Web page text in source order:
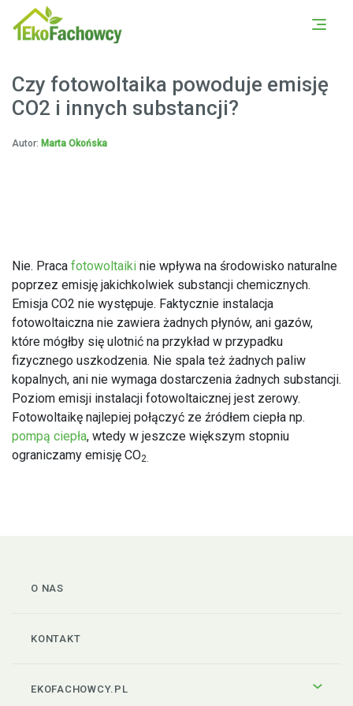
PORÓWNAJ OFERTY Z
OKOLICY
Czy fotowoltaika powoduje emisję
CO2 i innych substancji?
Autor: Marta Okońska
Nie. Praca fotowoltaiki nie wpływa na środowisko naturalne
poprzez emisję jakichkolwiek substancji chemicznych.
Emisja CO2 nie występuje. Faktycznie instalacja
fotowoltaiczna nie zawiera żadnych płynów, ani gazów,
które mógłby się ulotnić na przykład w przypadku
fizycznego uszkodzenia. Nie spala też żadnych paliw
kopalnych, ani nie wymaga dostarczenia żadnych substancji.
Poziom emisji instalacji fotowoltaicznej jest zerowy.
Fotowoltaikę najlepiej połączyć ze źródłem ciepła np.
pompą ciepła, wtedy w jeszcze większym stopniu
ograniczamy emisję CO2.
O NAS
KONTAKT
EKOFACHOWCY.PL